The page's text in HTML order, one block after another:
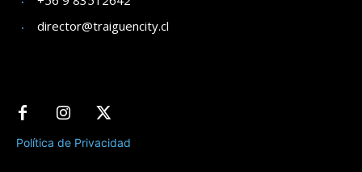
director@traiguencity.cl
Política de Privacidad